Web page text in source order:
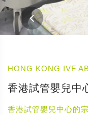
HONG KONG IVF
香港試管嬰兒中
香港試管嬰兒中心的